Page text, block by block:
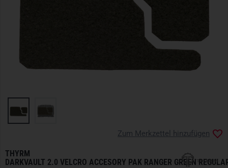
THYRM
DARKVAULT 2.0 VELCRO ACCESORY PAK RANGER GREEN
Zum Merkzettel hinzufügen